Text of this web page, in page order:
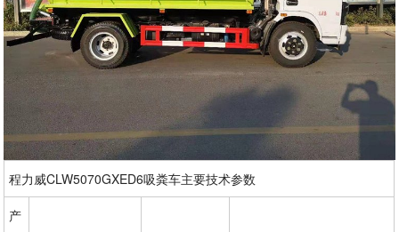
程力威CLW5070GXED6吸粪车主要技术参数
产